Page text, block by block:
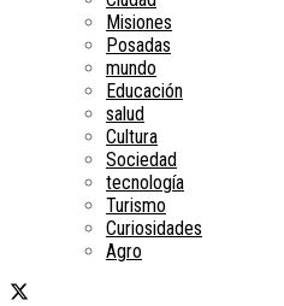
Misiones
Posadas
mundo
Educación
salud
Cultura
Sociedad
tecnología
Turismo
Curiosidades
Agro